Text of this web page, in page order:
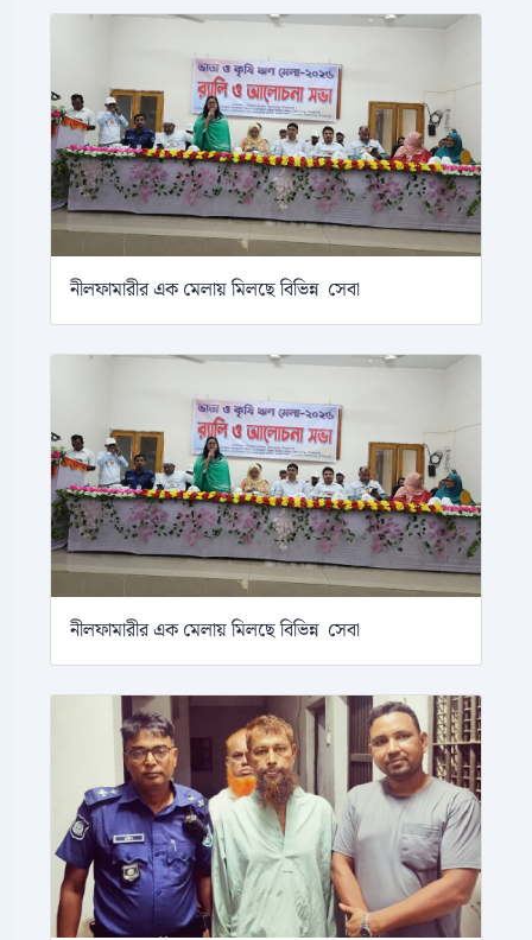
নীলফামারীর এক মেলায় মিলছে বিভিন্ন সেবা
নীলফামারীর এক মেলায় মিলছে বিভিন্ন সেবা